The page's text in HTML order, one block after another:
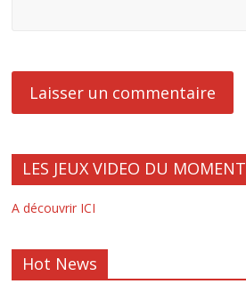
LES JEUX VIDEO DU MOMENT
A découvrir ICI
Hot News